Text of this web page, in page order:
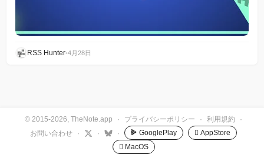
RSS Hunter•4月28日
© 2015-2026, TheNote.app · プライバシーポリシー · 利用規約
·
お問い合わせ
· · · GooglePlay
 AppStore
 MacOS